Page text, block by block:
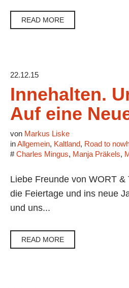
READ MORE
22.12.15
Innehalten.
Auf eine
von Markus Liske
inAllgemein, Kaltland, Road to
#Charles Mingus, Manja Präkels,
Liebe Freunde von WORT
die Feiertage und ins neue
und uns...
READ MORE